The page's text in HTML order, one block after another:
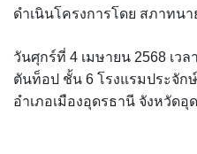
ดำเนินโครงการโดย สภาทน
วันศุกร์ที่ 4 เมษายน 2568 เว
ตันท็อป ชั้น 6 โรงแรมประจัก
อำเภอเมืองอุดรธานี จังหวัดอุ